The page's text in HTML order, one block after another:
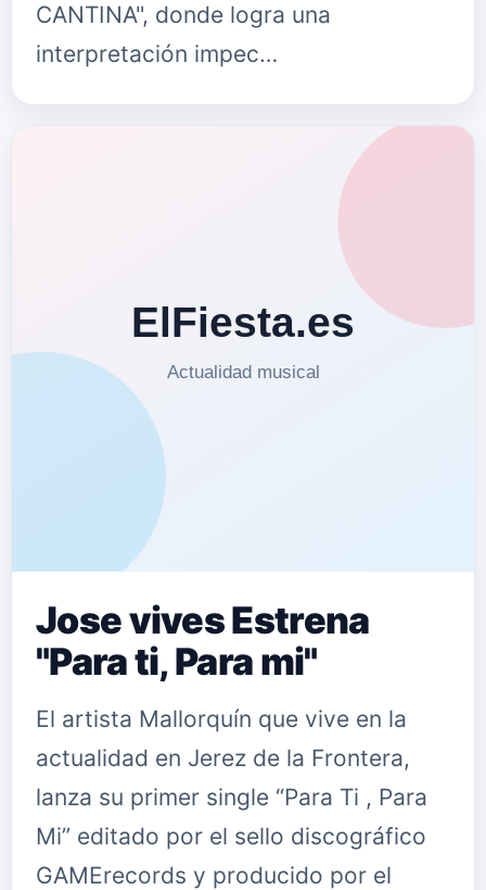
CANTINA", donde logra una
interpretación impec…
Jose vives Estrena
"Para ti, Para mi"
El artista Mallorquín que vive en la
actualidad en Jerez de la Frontera,
lanza su primer single “Para Ti , Para
Mi” editado por el sello discográfico
GAMErecords y producido por el